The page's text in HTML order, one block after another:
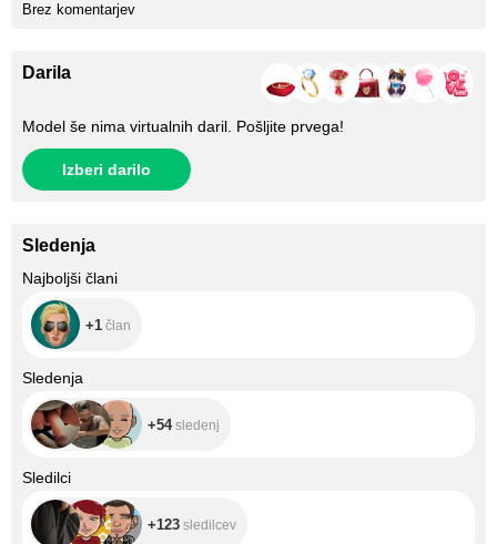
Brez komentarjev
Darila
Model še nima virtualnih daril. Pošljite prvega!
Izberi darilo
Sledenja
Najboljši člani
+1
+1 član
Sledenja
+54sledenj
Sledilci
+123 sledilcev